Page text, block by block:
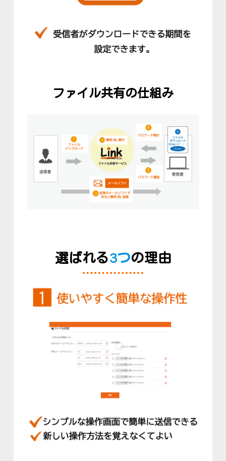
ファイル共有の仕組み
選ばれる3つの理由